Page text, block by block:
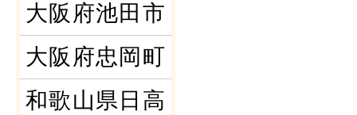
大阪府池田市
大阪府忠岡町
和歌山県日高